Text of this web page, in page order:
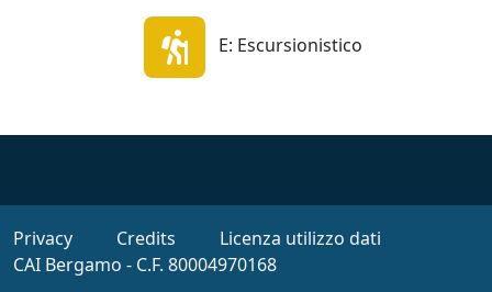
E: Escursionistico
Footer
Privacy Credits
Licenza utilizzo dati
CAI Bergamo - C.F. 80004970168